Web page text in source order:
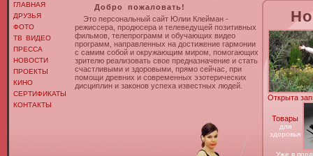
ГЛАВНАЯ
ДРУЗЬЯ
ФОТО
ТВ ВИДЕО
ПРЕССА
НОВОСТИ
ПРОЕКТЫ
КИНО
СЕРТИФИКАТЫ
КОНТАКТЫ
Добро пожаловать!
Это персональный сайт Юлии Клейман -
режиссера, продюсера и телеведущей позитивных
фильмов, телепрограмм и обучающих видео
программ, направленных на достижение гармонии
с самим собой и окружающим миром, помогающих
зрителю реализовать свое предназначение и стать
счастливыми и здоровыми, прямо сейчас, при
помощи древних и современных эзотерических
дисциплин и законов успеха известных людей.
Открыта
Товары
для
здоровья
Уже в